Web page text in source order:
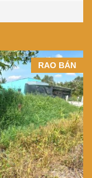
RAO BÁN